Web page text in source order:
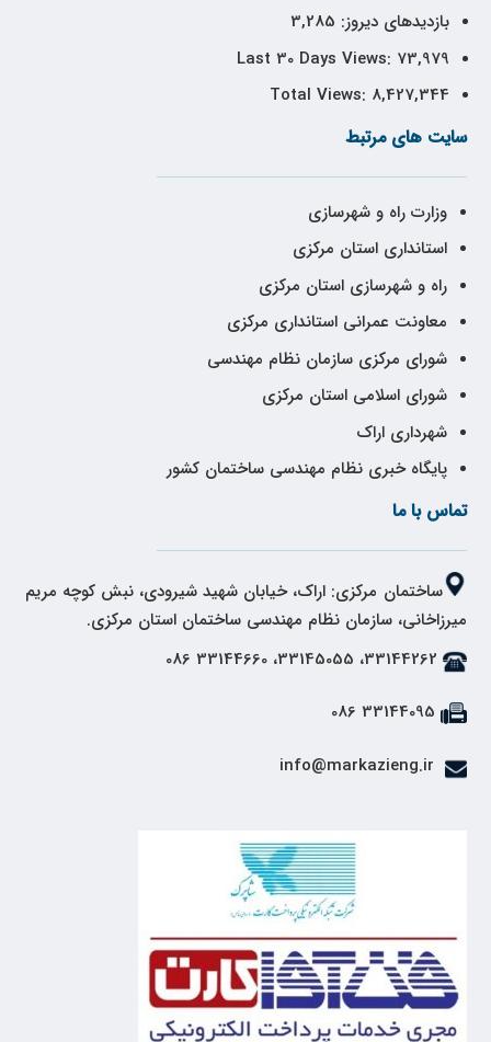
بازدیدهای دیروز: 3,285
Last 30 Days Views: 73,979
Total Views: 8,427,344
سایت های مرتبط
وزارت راه و شهرسازی
استانداری استان مرکزی
راه و شهرسازی استان مرکزی
معاونت عمرانی استانداری مرکزی
شورای مرکزی سازمان نظام مهندسی
شورای اسلامی استان مرکزی
شهرداری اراک
پایگاه خبری نظام مهندسی ساختمان کشور
تماس با ما
ساختمان مرکزی: اراک، خیابان شهید شیرودی، نبش کوچه مریم
میرزاخانی، سازمان نظام مهندسی ساختمان استان مرکزی.
33144262، 33145055، 33144660 086
33144095 086